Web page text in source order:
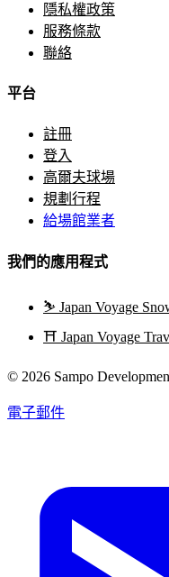
隱私權政策
服務條款
聯絡
平台
註冊
登入
高爾夫球場
規劃行程
給場館業者
我們的應用程式
⛷️ Japan Voyage
⛩️ Japan Voyage
© 2026 Sampo
電子郵件